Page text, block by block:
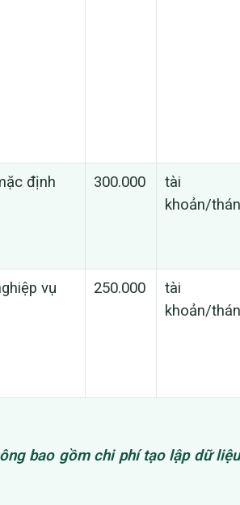
định 300.000
tài
khoản/
vụ 250.000
tài
khoản/
bao gồm chi phí tạo lập dữ